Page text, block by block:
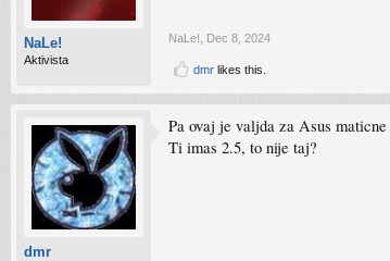
NaLe!
Aktivista
NaLe! Dec 8, 2024
dmr likes this.
dmr
Pa ovaj je valjda za Asus maticne
Ti imas 2.5, to nije taj?